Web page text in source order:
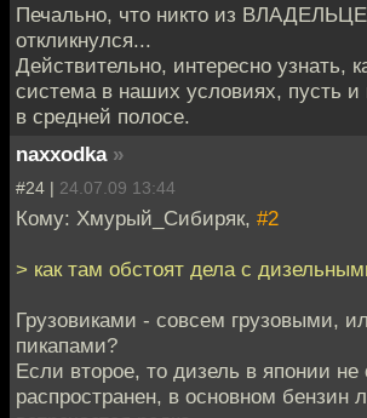
Печально, что никто из
откликнулся...
Действительно, интересно узнать,
система в наших условиях, пусть и
в средней полосе.
naxxodka »
#24 | 24.07.09 13:44
Кому: Хмурый_Сибиряк, #2
> как там обстоят дела с
Грузовиками - совсем грузовыми,
пикапами?
Если второе, то дизель в японии не
распространен, в основном бензин